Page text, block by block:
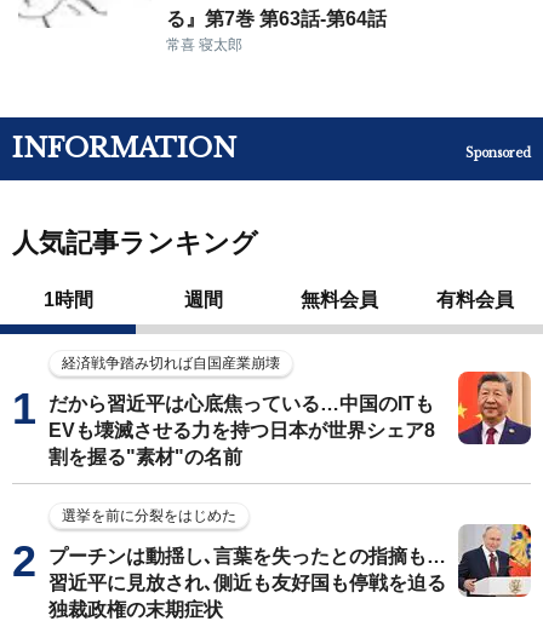
る』第7巻 第63話-第64話
常喜 寝太郎
INFORMATION Sponsored
人気記事ランキング
1時間 週間 無料会員 有料会員
経済戦争踏み切れば自国産業崩壊
だから習近平は心底焦っている…中国のITも
EVも壊滅させる力を持つ日本が世界シェア8
割を握る"素材"の名前
選挙を前に分裂をはじめた
プーチンは動揺し､言葉を失ったとの指摘も…
習近平に見放され､側近も友好国も停戦を迫る
独裁政権の末期症状